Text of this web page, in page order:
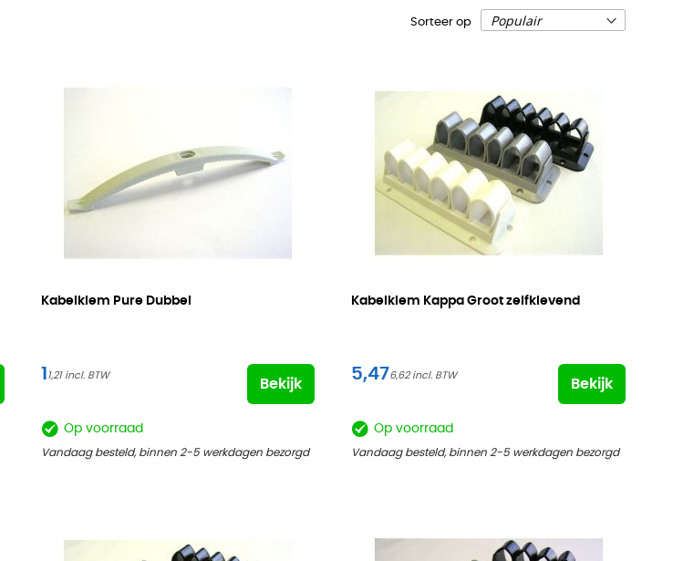
Sorteer op
Kabelklem Pure Dubbel
1 1,21
Bekijk
Op voorraad
Vandaag besteld, binnen 2-5 werkdagen bezorgd
Kabelklem Kappa Groot zelfklevend
5,476,62
Bekijk
Op voorraad
Vandaag besteld, binnen 2-5 werkdagen bezorgd